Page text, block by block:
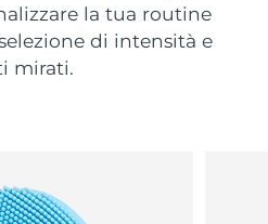
la tua routine
di intensità e
mirati.